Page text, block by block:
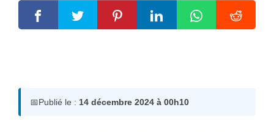
📅Publié le : 14 décembre 2024 à 00h10